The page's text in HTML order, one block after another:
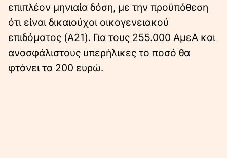
επιπλέον μηνιαία δόση, με την προϋπόθεση
ότι είναι δικαιούχοι οικογενειακού
επιδόματος (A21). Για τους 255.000 ΑμεΑ και
ανασφάλιστους υπερήλικες το ποσό θα
φτάνει τα 200 ευρώ.